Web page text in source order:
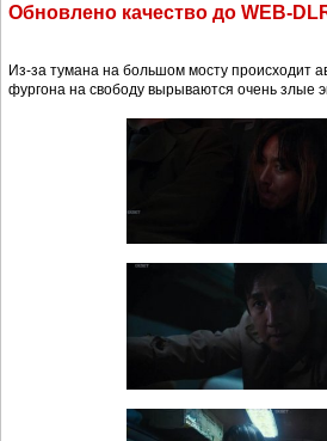
Обновлено качество до WEB-
Из-за тумана на большом мосту происходит
фургона на свободу вырываются очень злые